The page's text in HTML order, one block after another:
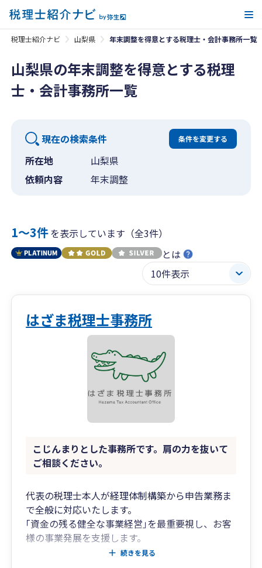
税理士紹介ナビ 山梨県 年末調整を得意とする税理士・会計事務所一覧
山梨県の年末調整を得意とする税理
士・会計事務所一覧
現在の検索条件 条件を変更する
所在地
山梨県
依頼内容
年末調整
1〜3件を表示しています（全3件）
とは
はざま税理士事務所
こじんまりとした事務所です。肩の力を抜いて
ご相談ください。
代表の税理士本人が経理体制構築から申告業務ま
で全般に対応いたします。
｢資金の残る健全な事業経営｣を最重要視し、お客
様の事業発展を支援します。
記帳代行は承りますが、｢丸投げ｣ではありませ
続きを見る